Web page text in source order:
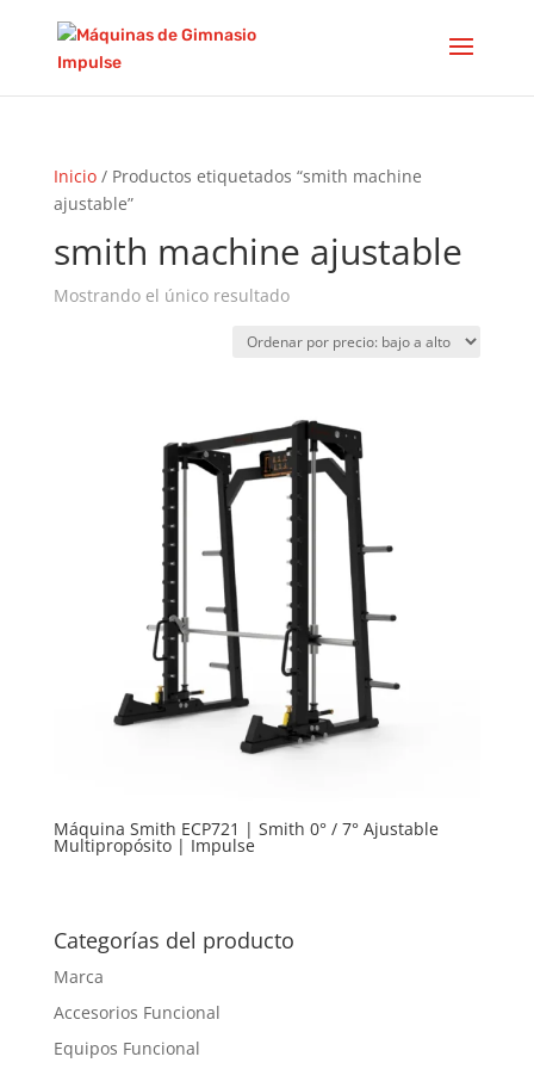
Inicio/ Productos etiquetados “smith machine
ajustable”
smith machine ajustable
Mostrando el único resultado
Máquina Smith ECP721 | Smith 0° / 7° Ajustable
Multipropósito | Impulse
Categorías del producto
Marca
Accesorios Funcional
Equipos Funcional